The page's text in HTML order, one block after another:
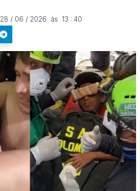
28 / 06 / 2026  às  13 : 40